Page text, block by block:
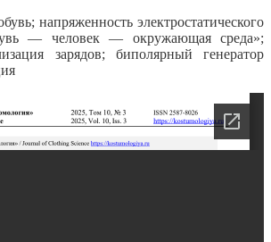
напряженность электростатического
— человек — окружающая среда»;
зарядов; биполярный генератор